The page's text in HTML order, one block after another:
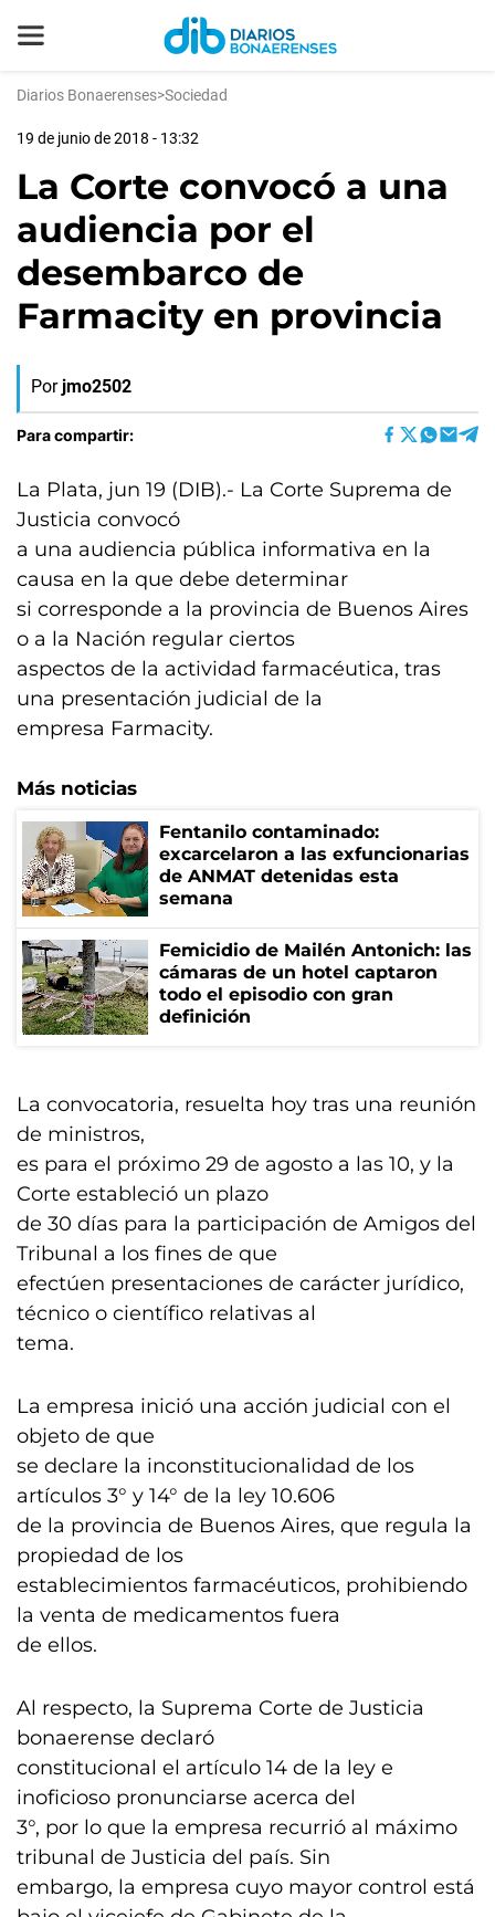
Diarios Bonaerenses>Sociedad
19 de junio de 2018 - 13:32
La Corte convocó a una
audiencia por el
desembarco de
Farmacity en provincia
Por jmo2502
Para compartir:
La Plata, jun 19 (DIB).- La Corte Suprema de
Justicia convocó
a una audiencia pública informativa en la
causa en la que debe determinar
si corresponde a la provincia de Buenos Aires
o a la Nación regular ciertos
aspectos de la actividad farmacéutica, tras
una presentación judicial de la
empresa Farmacity.
Más noticias
Fentanilo contaminado:
excarcelaron a las exfuncionarias
de ANMAT detenidas esta
semana
Femicidio de Mailén Antonich: las
cámaras de un hotel captaron
todo el episodio con gran
definición
La convocatoria, resuelta hoy tras una reunión
de ministros,
es para el próximo 29 de agosto a las 10, y la
Corte estableció un plazo
de 30 días para la participación de Amigos del
Tribunal a los fines de que
efectúen presentaciones de carácter jurídico,
técnico o científico relativas al
tema.
La empresa inició una acción judicial con el
objeto de que
se declare la inconstitucionalidad de los
artículos 3° y 14° de la ley 10.606
de la provincia de Buenos Aires, que regula la
propiedad de los
establecimientos farmacéuticos, prohibiendo
la venta de medicamentos fuera
de ellos.
Al respecto, la Suprema Corte de Justicia
bonaerense declaró
constitucional el artículo 14 de la ley e
inoficioso pronunciarse acerca del
3°, por lo que la empresa recurrió al máximo
tribunal de Justicia del país. Sin
embargo, la empresa cuyo mayor control está